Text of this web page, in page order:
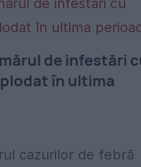
de infestări
în ultima
cazurilor de febră